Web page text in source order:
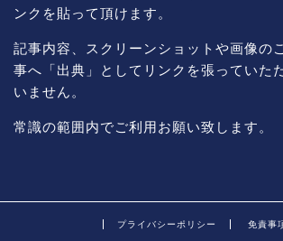
ンクを貼って頂けます。
記事内容、スクリーンショットや画像の
事へ「出典」としてリンクを張っていた
いません。
常識の範囲内でご利用お願い致します。
プライバシーポリシー 免責事